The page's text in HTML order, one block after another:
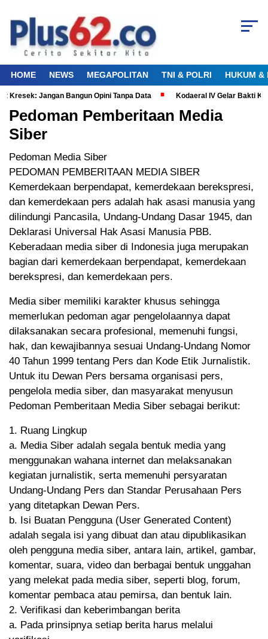
HOME NEWS MEGAPOLITAN TNI & POLRI HUKUM &
Jangan Bangun Opini Tanpa Data Kodaeral IV Gelar Bakti
Pedoman Pemberitaan Media
Siber
Pedoman Media Siber
PEDOMAN PEMBERITAAN MEDIA SIBER
Kemerdekaan berpendapat, kemerdekaan berekspresi,
dan kemerdekaan pers adalah hak asasi manusia yang
dilindungi Pancasila, Undang-Undang Dasar 1945, dan
Deklarasi Universal Hak Asasi Manusia PBB.
Keberadaan media siber di Indonesia juga merupakan
bagian dari kemerdekaan berpendapat, kemerdekaan
berekspresi, dan kemerdekaan pers.
Media siber memiliki karakter khusus sehingga
memerlukan pedoman agar pengelolaannya dapat
dilaksanakan secara profesional, memenuhi fungsi,
hak, dan kewajibannya sesuai Undang-Undang Nomor
40 Tahun 1999 tentang Pers dan Kode Etik Jurnalistik.
Untuk itu Dewan Pers bersama organisasi pers,
pengelola media siber, dan masyarakat menyusun
Pedoman Pemberitaan Media Siber sebagai berikut:
1. Ruang Lingkup
a. Media Siber adalah segala bentuk media yang
menggunakan wahana internet dan melaksanakan
kegiatan jurnalistik, serta memenuhi persyaratan
Undang-Undang Pers dan Standar Perusahaan Pers
yang ditetapkan Dewan Pers.
b. Isi Buatan Pengguna (User Generated Content)
adalah segala isi yang dibuat dan atau dipublikasikan
oleh pengguna media siber, antara lain, artikel, gambar,
komentar, suara, video dan berbagai bentuk unggahan
yang melekat pada media siber, seperti blog, forum,
komentar pembaca atau pemirsa, dan bentuk lain.
2. Verifikasi dan keberimbangan berita
a. Pada prinsipnya setiap berita harus melalui